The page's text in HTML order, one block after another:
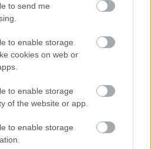
to send me
to enable storage
cookies on web or
to enable storage
of the website or app.
to enable storage
Fotók: Hraskó István, KecsUP